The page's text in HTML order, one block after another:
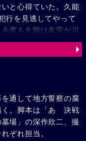
と心得ていた。久能
行を見逃してやって
度も久能は友安が川
事をつきとめ叩きつ
編成されることにな
くざとの私的関係を
して久能は妻の玲子
浦は川手組の顧問と
翌日、大原組長出所
解散を迫られた。こ
通して地方誓察の腐
。脚本は「あゝ決戦
場」の深作欣二、撮
ぞれ担当。